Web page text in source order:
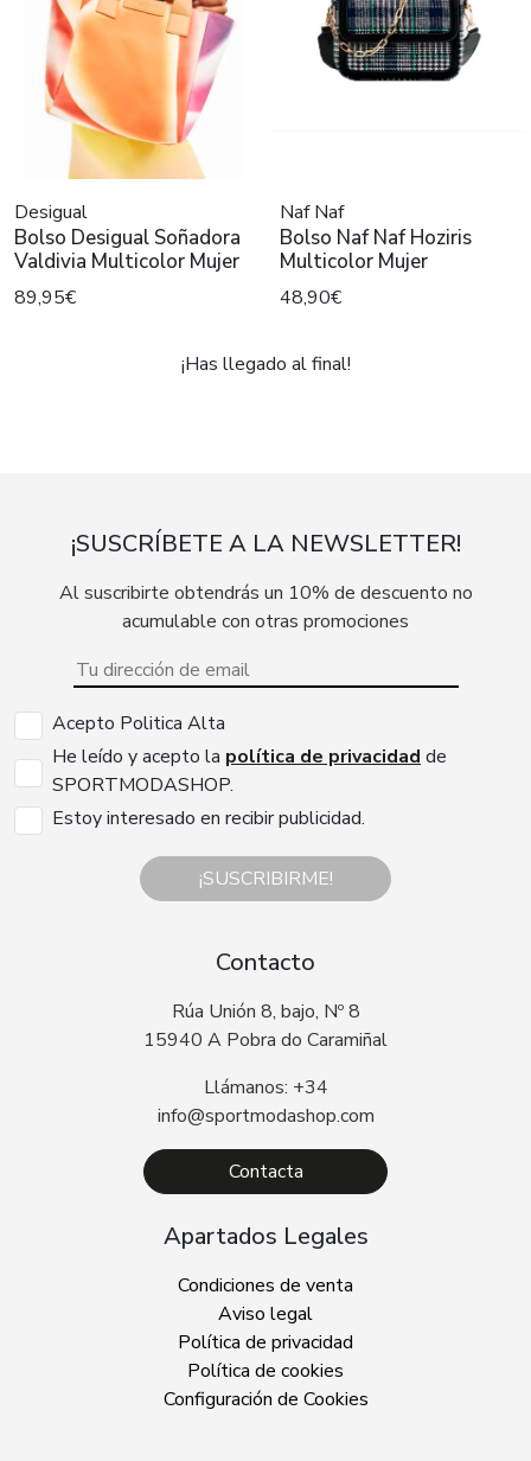
Desigual
Bolso Desigual Soñadora
Valdivia Multicolor Mujer
89,95€
Naf Naf
Bolso Naf Naf Hoziris
Multicolor Mujer
48,90€
¡Has llegado al final!
¡SUSCRÍBETE A LA NEWSLETTER!
Al suscribirte obtendrás un 10% de descuento no
acumulable con otras promociones
Acepto Politica Alta
He leído y acepto la política de privacidad de
SPORTMODASHOP.
Estoy interesado en recibir publicidad.
¡SUSCRIBIRME!
Contacto
Rúa Unión 8, bajo, Nº 8
15940 A Pobra do Caramiñal
Llámanos: +34
info@sportmodashop.com
Contacta
Apartados Legales
Condiciones de venta
Aviso legal
Política de privacidad
Política de cookies
Configuración de Cookies